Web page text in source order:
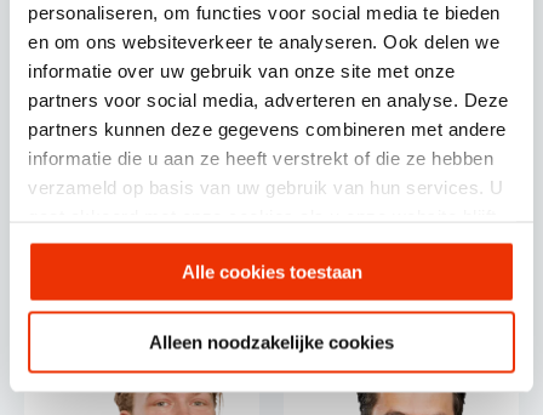
personaliseren, om functies voor social media te bieden
en om ons websiteverkeer te analyseren. Ook delen we
informatie over uw gebruik van onze site met onze
partners voor social media, adverteren en analyse. Deze
partners kunnen deze gegevens combineren met andere
informatie die u aan ze heeft verstrekt of die ze hebben
verzameld op basis van uw gebruik van hun services. U
gebruiken.
Alle cookies toestaan
Alleen noodzakelijke cookies
Mariska Paul